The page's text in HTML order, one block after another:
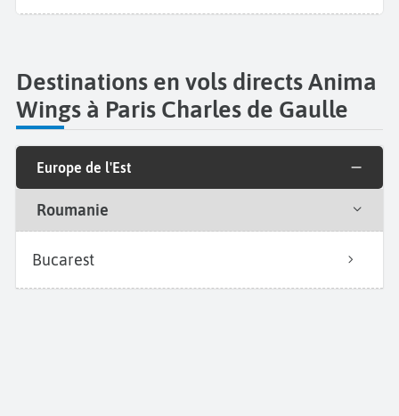
Destinations en vols directs Anima
Wings à Paris Charles de Gaulle
Europe de l'Est
Roumanie
Bucarest